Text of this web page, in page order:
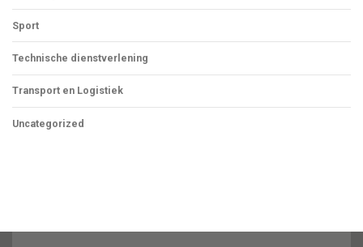
Sport
Technische dienstverlening
Transport en Logistiek
Uncategorized